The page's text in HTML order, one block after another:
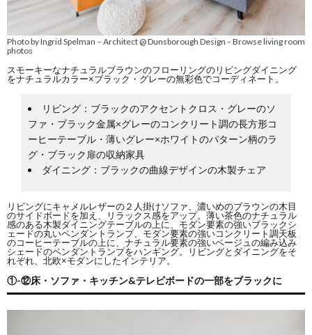
Photo by Ingrid Spelman – Architect @ Dunsborough Design –Browse living room
photos
スモーキーなナチュラルブラウンのフローリングのリビングダイニング
をナチュラルカラー×ブラック・グレーの無彩色でコーディネート。
リビング：ブラックのアクセントクロス・グレーのソ
ファ・ブラック金属×グレーのコンクリート調の長方形コ
ーヒーテーブル・薄いグレー×ホワイトのパターン柄のラ
グ・ブラック扉の収納家具
ダイニング：ブラックの曲線デザインの木製チェア
リビングにキャメルレザーの２人掛けソファ、濃いめのブラウンの木目
のサイドボードを加え、リラックス感をアップ。薄い茶色のナチュラル
感のある木製ダイニングテーブルの上に、モダン要素の強いブラックシ
ェードの丸いペンダントランプ、モダン要素の強いコンクリート調天板
のコーヒーテーブルの上に、ナチュラル要素の強いベージュの編み込み
シェードのペンダントランプをハンギング。リビングとダイニングをそ
れぞれ、北欧×モダンにしたインテリア。
①-⑫床・ソファ・キッチン&テレビボードの一部をブラックに